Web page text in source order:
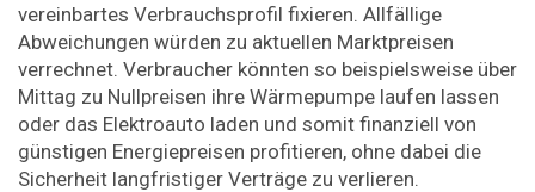
vereinbartes Verbrauchsprofil fixieren. Allfällige
Abweichungen würden zu aktuellen Marktpreisen
verrechnet. Verbraucher könnten so beispielsweise über
Mittag zu Nullpreisen ihre Wärmepumpe laufen lassen
oder das Elektroauto laden und somit finanziell von
günstigen Energiepreisen profitieren, ohne dabei die
Sicherheit langfristiger Verträge zu verlieren.